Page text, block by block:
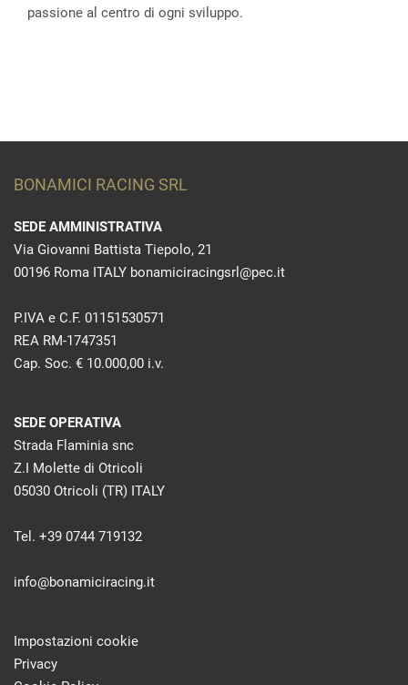
passione al centro di ogni sviluppo.
BONAMICI RACING SRL
SEDE AMMINISTRATIVA
Via Giovanni Battista Tiepolo, 21
00196 Roma ITALY bonamiciracingsrl@pec.it
P.IVA e C.F. 01151530571
REA RM-1747351
Cap. Soc. € 10.000,00 i.v.
SEDE OPERATIVA
Strada Flaminia snc
Z.I Molette di Otricoli
05030 Otricoli (TR) ITALY
Tel. +39 0744 719132
info@bonamiciracing.it
Impostazioni cookie
Privacy